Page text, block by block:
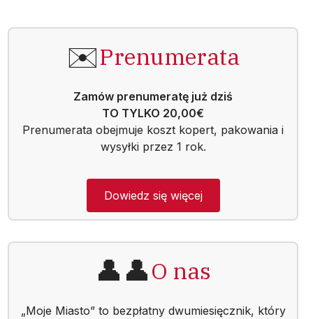
✉️Prenumerata
Zamów prenumeratę już dziś
TO TYLKO 20,00€
Prenumerata obejmuje koszt kopert, pakowania i
wysyłki przez 1 rok.
Dowiedz się więcej
👤👤O nas
„Moje Miasto” to bezpłatny dwumiesięcznik, który